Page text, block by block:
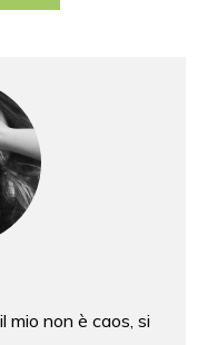
mio non è caos, si